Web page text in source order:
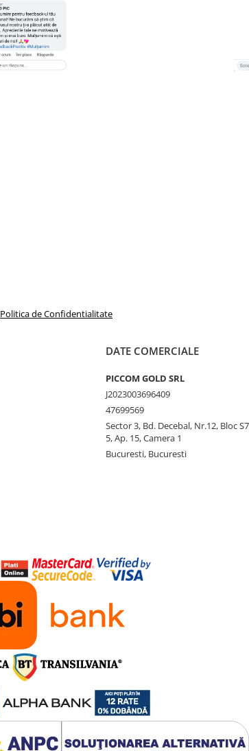
Politica de Confidentialitate
DATE COMERCIALE
PICCOM GOLD SRL
J2023003696409
47699569
Sector 3, Bd. Decebal, Nr.12, Bloc
5, Ap. 15, Camera 1
Bucuresti, Bucuresti